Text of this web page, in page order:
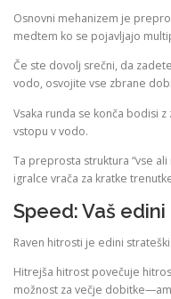
Osnovni mehanizem je
medtem ko se pojavljajo
Če ste dovolj srečni, da
vodo, osvojite vse zbrane
Vsaka runda se konča bodisi
vstopu v vodo.
Ta preprosta struktura “vse
igralce vrača za kratke
Speed: Vaš
Raven hitrosti je edini
Hitrejša hitrost povečuje
možnost za večje